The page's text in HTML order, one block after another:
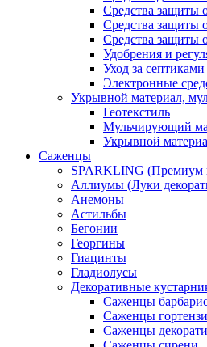
Средства защиты
Средства защиты
Средства защиты
Удобрения и
Уход за
Электронные
Укрывной материал,
Геотекстиль
Мульчирующий
Укрывной
Саженцы
SPARKLING (Премиум
Аллиумы (Луки
Анемоны
Астильбы
Бегонии
Георгины
Гиацинты
Гладиолусы
Декоративные
Саженцы
Саженцы
Саженцы